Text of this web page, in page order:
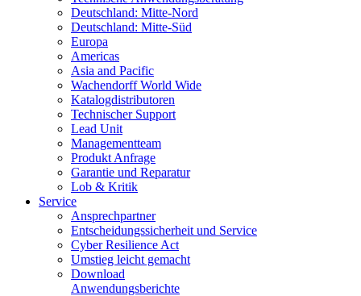
Deutschland: Mitte-Nord
Deutschland: Mitte-Süd
Europa
Americas
Asia and Pacific
Wachendorff World Wide
Katalogdistributoren
Technischer Support
Lead Unit
Managementteam
Produkt Anfrage
Garantie und Reparatur
Lob & Kritik
Service
Ansprechpartner
Entscheidungssicherheit und Service
Cyber Resilience Act
Umstieg leicht gemacht
Download
Anwendungsberichte